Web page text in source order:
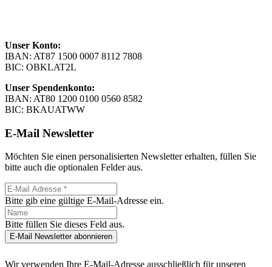
Unser Konto:
IBAN: AT87 1500 0007 8112 7808
BIC: OBKLAT2L
Unser Spendenkonto:
IBAN: AT80 1200 0100 0560 8582
BIC: BKAUATWW
E-Mail Newsletter
Möchten Sie einen personalisierten Newsletter erhalten, füllen Sie
bitte auch die optionalen Felder aus.
Bitte gib eine gültige E-Mail-Adresse ein.
Bitte füllen Sie dieses Feld aus.
E-Mail Newsletter abonnieren
Wir verwenden Ihre E-Mail-Adresse ausschließlich für unseren